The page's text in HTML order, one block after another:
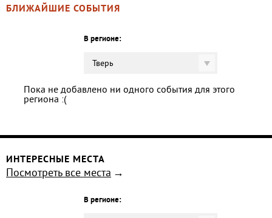
БЛИЖАЙШИЕ СОБЫТИЯ
В регионе:
Тверь
Пока не добавлено ни одного события для этого
региона :(
ИНТЕРЕСНЫЕ МЕСТА
Посмотреть все места
В регионе: